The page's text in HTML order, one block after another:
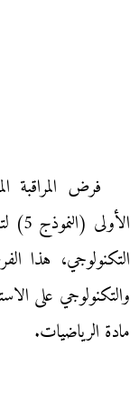
فرض المراقبة
التكنولوجي، هذا
والتكنولوجي على
مادة الرياضيات.